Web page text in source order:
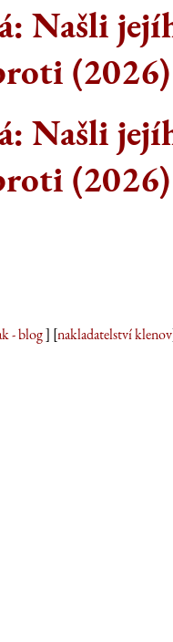
Našli
(2026)
Našli
(2026)
- blog] [nakladatelství klenov